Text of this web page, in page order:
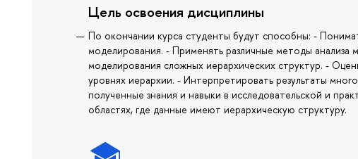
Цель освоения дисциплины
По окончании курса студенты будут способны: -
моделирования. - Применять различные методы анализа
моделирования сложных иерархических структур. -
уровнях иерархии. - Интерпретировать результаты
полученные знания и навыки в исследовательской и
областях, где данные имеют иерархическую структуру.